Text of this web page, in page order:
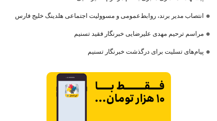
انتصاب مدیر برند، روابط‌عمومی و مسوولیت اجتماعی هلدینگ خلیج فارس
مراسم ترحیم مهدی علیرضایی خبرنگار فقید تسنیم
پیام‌های تسلیت برای درگذشت خبرنگار تسنیم